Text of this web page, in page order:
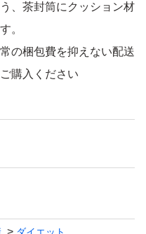
、茶封筒にクッション材
。
の梱包費を抑えない配送
購入ください